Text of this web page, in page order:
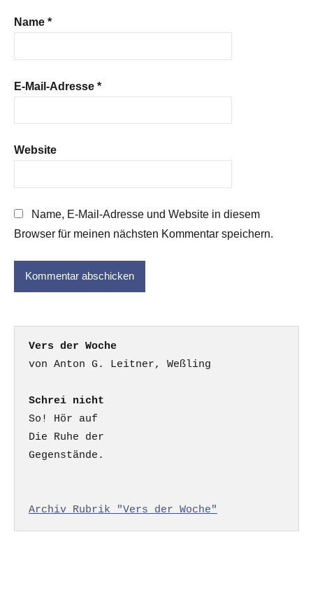
Name *
E-Mail-Adresse *
Website
Name, E-Mail-Adresse und Website in diesem
Browser für meinen nächsten Kommentar speichern.
Vers der Woche
Schrei nicht
So! Hör auf
Die Ruhe der
Gegenstände.
Archiv Rubrik "Vers der Woche"